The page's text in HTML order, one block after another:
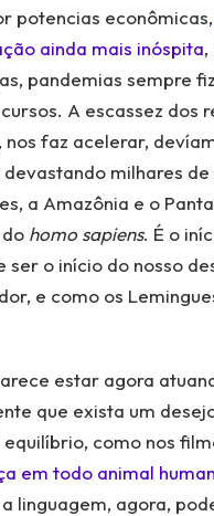
potencias econômicas,
ainda mais inóspita
pandemias sempre
A escassez dos
faz acelerar,
milhares
a Amazônia e o
homo sapiens. É o
o início do nosso
e como os
estar agora
que exista um
como nos
em todo animal
linguagem, agora,